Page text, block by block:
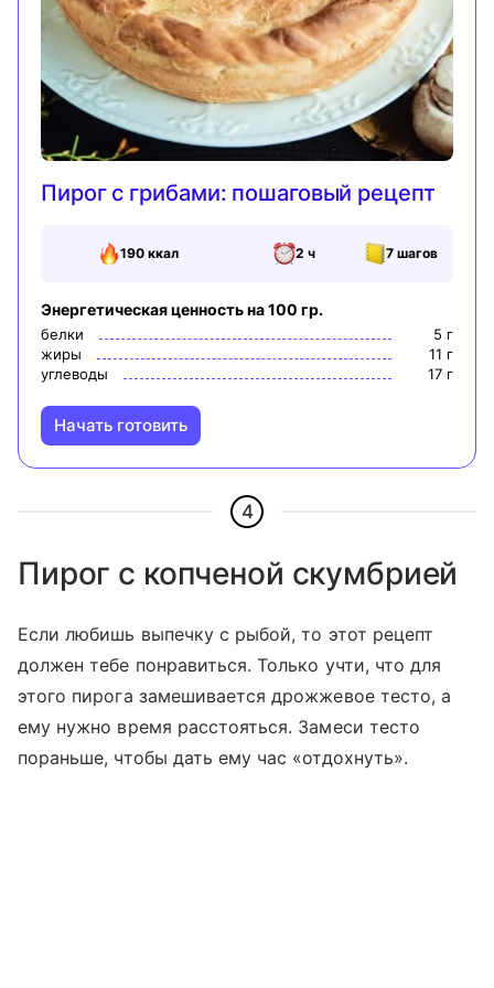
Пирог с грибами: пошаговый рецепт
190ккал 2 ч 7 шагов
Энергетическая ценность на 100 гр.
белки 5 г
жиры
11 г
углеводы
17 г
Начать готовить
4
Пирог с копченой скумбрией
Если любишь выпечку с рыбой, то этот рецепт
должен тебе понравиться. Только учти, что для
этого пирога замешивается дрожжевое тесто, а
ему нужно время расстояться. Замеси тесто
пораньше, чтобы дать ему час «отдохнуть».